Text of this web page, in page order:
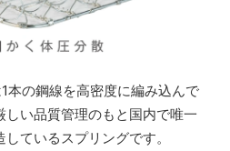
本の鋼線を高密度に編み込んで
い品質管理のもと国内で唯一
しているスプリングです。